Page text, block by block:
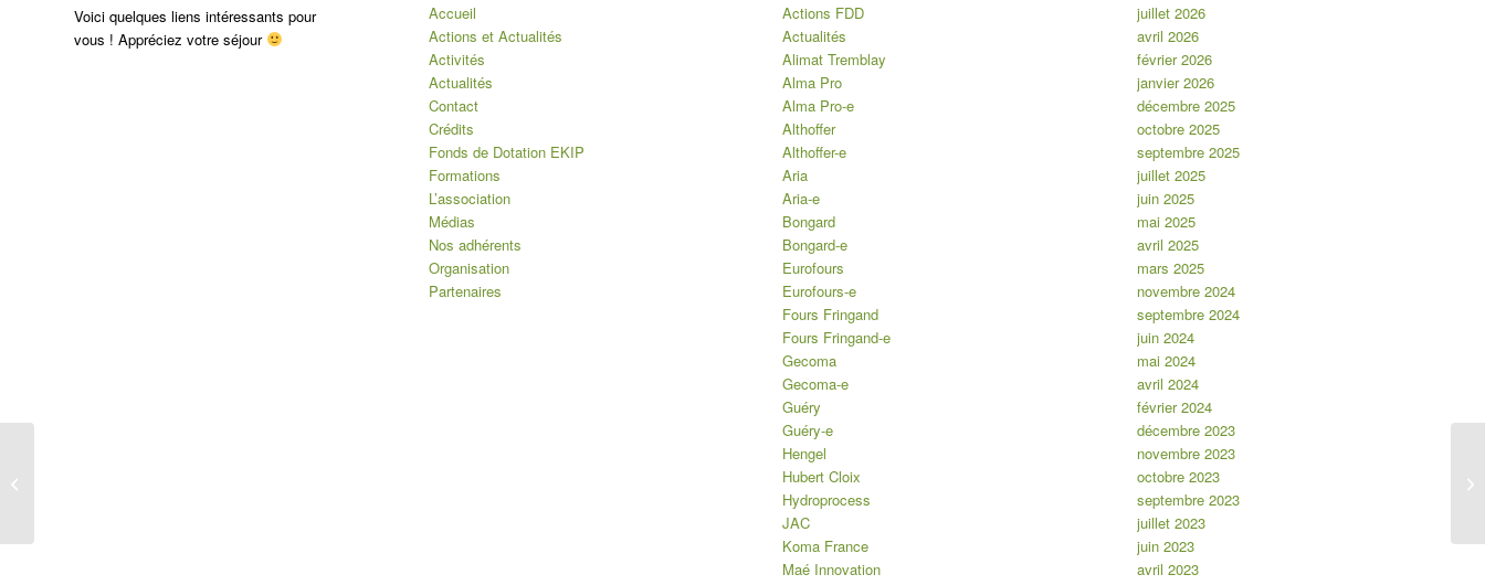
Voici quelques liens intéressants pour
vous ! Appréciez votre séjour
Accueil
Actions et Actualités
Activités
Actualités
Contact
Crédits
Fonds de Dotation EKIP
Formations
L’association
Médias
Nos adhérents
Organisation
Partenaires
Actions FDD
Actualités
Alimat Tremblay
Alma Pro
Alma Pro-e
Althoffer
Althoffer-e
Aria
Aria-e
Bongard
Bongard-e
Eurofours
Eurofours-e
Fours Fringand
Fours Fringand-e
Gecoma
Gecoma-e
Guéry
Guéry-e
Hengel
Hubert Cloix
Hydroprocess
JAC
Koma France
Maé Innovation
juillet 2026
avril 2026
février 2026
janvier 2026
décembre 2025
octobre 2025
septembre 2025
juillet 2025
juin 2025
mai 2025
avril 2025
mars 2025
novembre 2024
septembre 2024
juin 2024
mai 2024
avril 2024
février 2024
décembre 2023
novembre 2023
octobre 2023
septembre 2023
juillet 2023
juin 2023
avril 2023